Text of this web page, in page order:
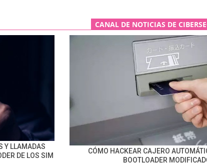
CANAL DE NOTICIAS DE
Y LLAMADAS
DE LOS SIM
CÓMO HACKEAR CAJERO
BOOTLOADER